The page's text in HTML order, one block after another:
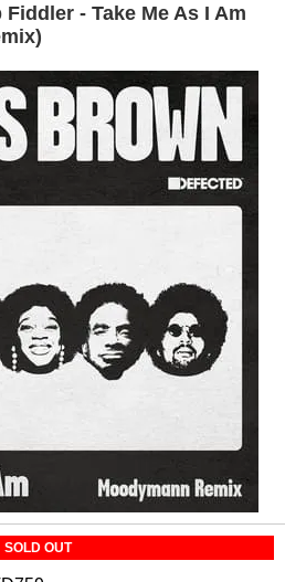
- Take Me As I Am
SOLD OUT